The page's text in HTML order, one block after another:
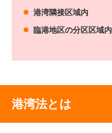
港湾隣接区域内
臨港地区の分区区域内
港湾法とは